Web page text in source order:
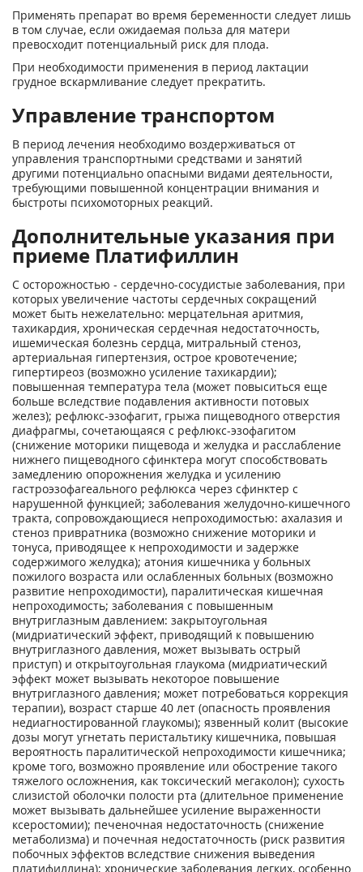
Применять препарат во время беременности следует лишь
в том случае, если ожидаемая польза для матери
превосходит потенциальный риск для плода.
При необходимости применения в период лактации
грудное вскармливание следует прекратить.
Управление транспортом
В период лечения необходимо воздерживаться от
управления транспортными средствами и занятий
другими потенциально опасными видами деятельности,
требующими повышенной концентрации внимания и
быстроты психомоторных реакций.
Дополнительные указания при
приеме Платифиллин
С осторожностью - сердечно-сосудистые заболевания, при
которых увеличение частоты сердечных сокращений
может быть нежелательно: мерцательная аритмия,
тахикардия, хроническая сердечная недостаточность,
ишемическая болезнь сердца, митральный стеноз,
артериальная гипертензия, острое кровотечение;
гипертиреоз (возможно усиление тахикардии);
повышенная температура тела (может повыситься еще
больше вследствие подавления активности потовых
желез); рефлюкс-эзофагит, грыжа пищеводного отверстия
диафрагмы, сочетающаяся с рефлюкс-эзофагитом
(снижение моторики пищевода и желудка и расслабление
нижнего пищеводного сфинктера могут способствовать
замедлению опорожнения желудка и усилению
гастроэзофагеального рефлюкса через сфинктер с
нарушенной функцией; заболевания желудочно-кишечного
тракта, сопровождающиеся непроходимостью: ахалазия и
стеноз привратника (возможно снижение моторики и
тонуса, приводящее к непроходимости и задержке
содержимого желудка); атония кишечника у больных
пожилого возраста или ослабленных больных (возможно
развитие непроходимости), паралитическая кишечная
непроходимость; заболевания с повышенным
внутриглазным давлением: закрытоугольная
(мидриатический эффект, приводящий к повышению
внутриглазного давления, может вызывать острый
приступ) и открытоугольная глаукома (мидриатический
эффект может вызывать некоторое повышение
внутриглазного давления; может потребоваться коррекция
терапии), возраст старше 40 лет (опасность проявления
недиагностированной глаукомы); язвенный колит (высокие
дозы могут угнетать перистальтику кишечника, повышая
вероятность паралитической непроходимости кишечника;
кроме того, возможно проявление или обострение такого
тяжелого осложнения, как токсический мегаколон); сухость
слизистой оболочки полости рта (длительное применение
может вызывать дальнейшее усиление выраженности
ксеростомии); печеночная недостаточность (снижение
метаболизма) и почечная недостаточность (риск развития
побочных эффектов вследствие снижения выведения
платифиллина); хронические заболевания легких, особенно